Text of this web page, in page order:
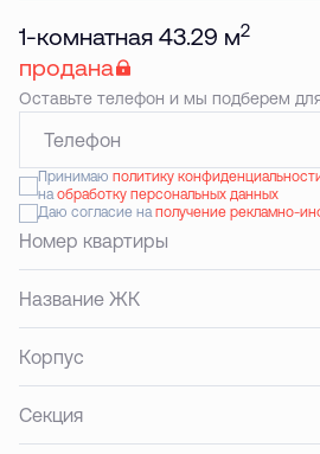
1-комнатная 43.29 м2
продана
Оставьте телефон и мы подберем
Принимаю политику
наобработку персональных данных
Даю согласие наполучение рекламно-
Номер квартиры
Название ЖК
Корпус
Секция